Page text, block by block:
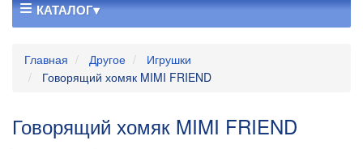
КАТАЛОГ▾
Главная Другое
Игрушки
Говорящий хомяк MIMI FRIEND
Говорящий хомяк MIMI FRIEND